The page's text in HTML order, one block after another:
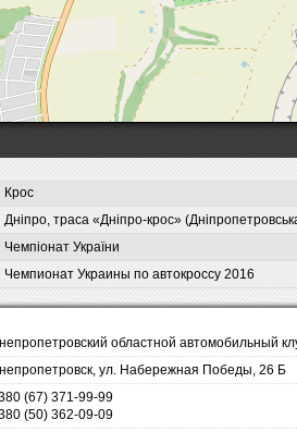
Крос
Дніпро, траса «Дніпро-крос»
Чемпіонат України
Чемпионат Украины по автокроссу 2016
областной автомобильный
ул. Набережная Победы, 26 Б
(67) 371-99-99
(50) 362-09-09